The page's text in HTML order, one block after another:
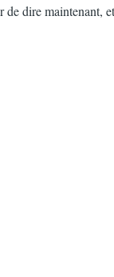
dire maintenant,